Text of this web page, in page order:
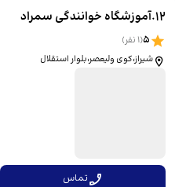
12
.آموزشگاه خوانندگی سمراد
5
(
1 نفر)
شیراز،کوی ولیعصر،بلوار استقلال
تماس